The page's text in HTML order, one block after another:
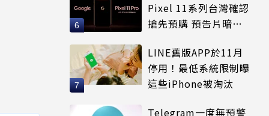
Pixel 11系列台灣確認
搶先預購 預告片暗示
LINE舊版APP於11月
停用！最低系統限制曝
這些iPhone被淘汰
Telegram一度無預警